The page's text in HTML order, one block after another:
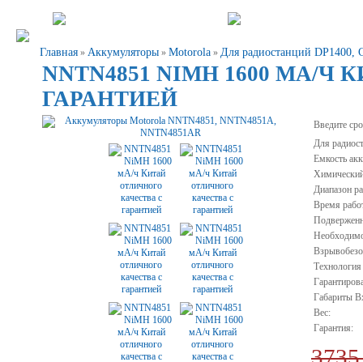
Главная » Аккумуляторы » Motorola » Для радиостанций DP1400,
NNTN4851 NIMH 1600 МА/
ГАРАНТИЕЙ
Введите
Для
Емкость
Диапазон
Время
Габариты
Вес:
Гарантия: